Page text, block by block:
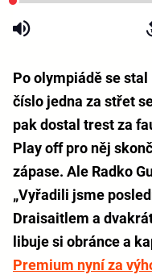
Po olympiádě se
číslo jedna za střet
pak dostal trest za
Play off pro něj
zápase. Ale Radko
„Vyřadili jsme
Draisaitlem a
libuje si obránce a
Premium nyní za